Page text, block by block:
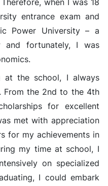
when I was 18
entrance exam and
Power University – a
and fortunately, I was
at the school, I always
From the 2nd to the 4th
for excellent
met with appreciation
for my achievements in
my time at school, I
on specialized
I could embark